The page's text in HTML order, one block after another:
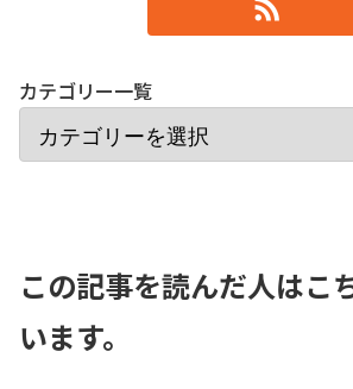
カテゴリー一覧
この記事を読んだ人はこ
います。